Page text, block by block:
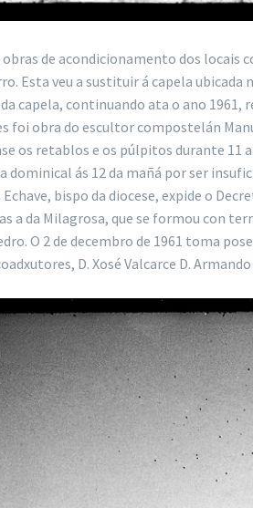
de acondicionamento dos locais
Esta veu a sustituir á capela ubicada
capela, continuando ata o ano
foi obra do escultor compostelán
os retablos e os púlpitos durante 11
dominical ás 12 da mañá por ser
bispo da diocese, expide o
a da Milagrosa, que se formou con
O 2 de decembro de 1961 toma
D. Xosé Valcarce D. Armando